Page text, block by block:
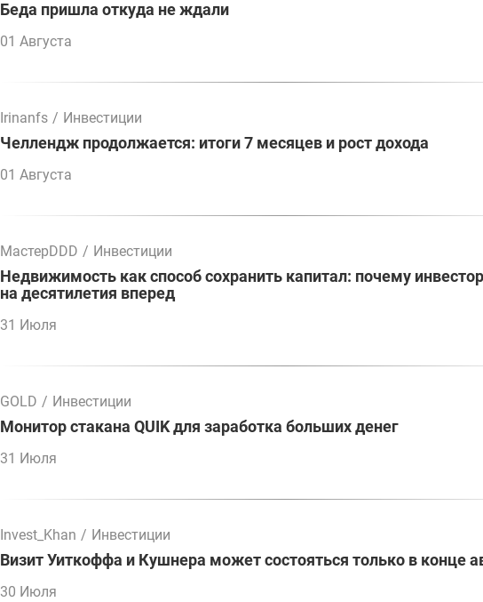
Беда пришла откуда не ждали
01 Августа
Irinanfs / Инвестиции
Челлендж продолжается: итоги 7 месяцев и рост дохода
01 Августа
МастерDDD / Инвестиции
Недвижимость как способ сохранить капитал: почему
на десятилетия вперед
31 Июля
GOLD / Инвестиции
Монитор стакана QUIK для заработка больших денег
31 Июля
Invest_Khan / Инвестиции
Визит Уиткоффа и Кушнера может состояться только в конце
30 Июля